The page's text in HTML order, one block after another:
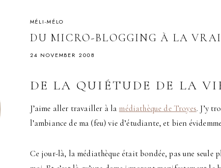
MÉLI-MÉLO
DU MICRO-BLOGGING À LA
24 NOVEMBER 2008
DE LA QUIÉTUDE DE LA
J’aime aller travailler à la médiathèque de Troyes. J’y
l’ambiance de ma (feu) vie d’étudiante, et bien
Ce jour-là, la médiathèque était bondée, pas une seule